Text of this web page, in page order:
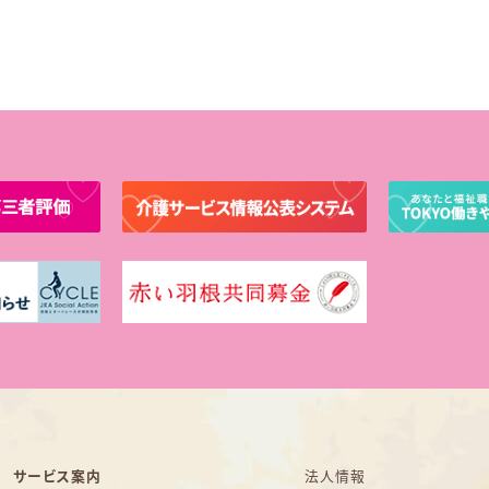
サービス案内 法人情報